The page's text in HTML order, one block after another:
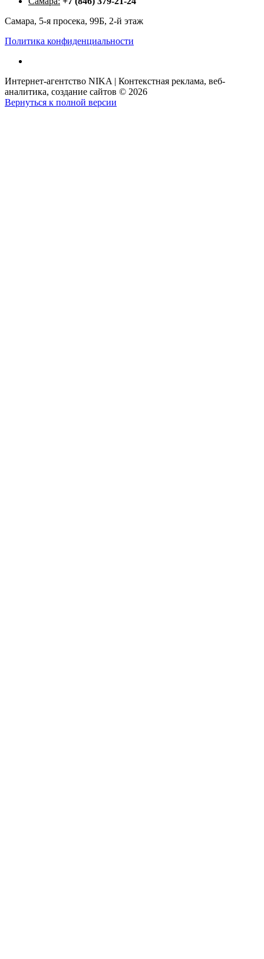
Самара, 5-я просека, 99Б, 2-й этаж
Политика конфиденциальности
Интернет-агентство NIKA | Контекстная реклама, веб-
аналитика, создание сайтов © 2026
Вернуться к полной версии